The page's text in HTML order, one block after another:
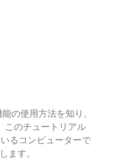
の使用方法を知り、
このチュートリアル
るコンピューターで
ます。